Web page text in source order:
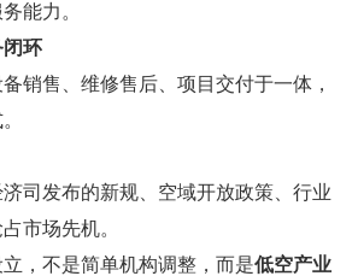
能力。
环
销售、维修售后、项目交付于一体，
司发布的新规、空域开放政策、行业
市场先机。
，不是简单机构调整，而是低空产业